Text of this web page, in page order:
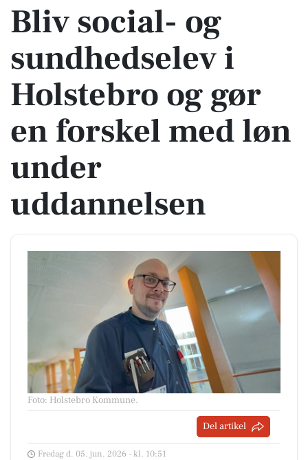
Bliv social- og
sundhedselev i
Holstebro og gør
en forskel med løn
under
uddannelsen
Foto: Holstebro Kommune.
Del artikel
Fredag d. 05. jun. 2026 - kl. 10:51